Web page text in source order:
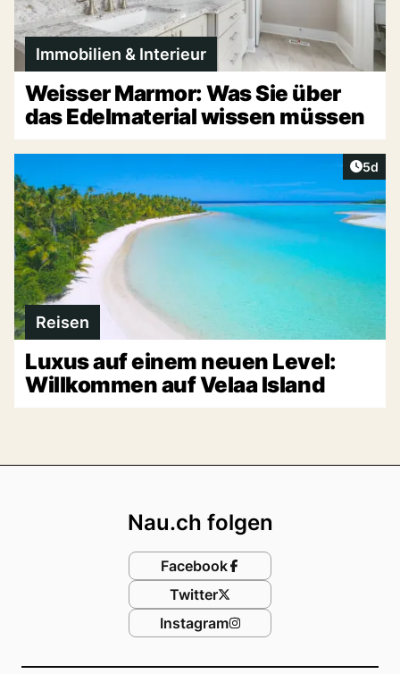
Immobilien & Interieur
Weisser Marmor: Was Sie über
das Edelmaterial wissen müssen
5d
Reisen
Luxus auf einem neuen Level:
Willkommen auf Velaa Island
Nau.ch folgen
Facebook
Twitter
Instagram